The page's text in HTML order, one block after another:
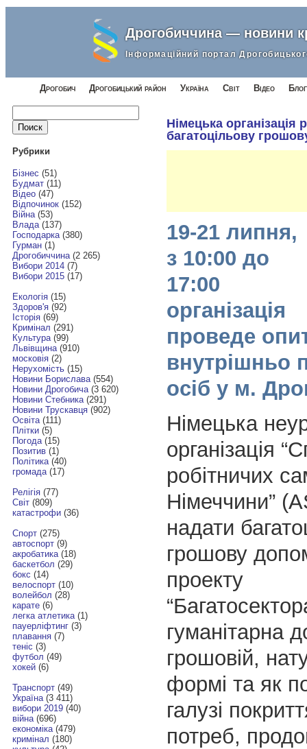
Дрогобиччина — новини
Інформаційний портал
Дрогобич Дрогобицький район Україна Світ Відео
Найти:
Рубрики
Бізнес (51)
Будмат(11)
Відео(47)
Відпочинок(152)
Війна(53)
Влада(137)
Господарка(380)
Гурман(1)
Дрогобиччина(2 265)
Вибори 2014(7)
Вибори 2015(17)
Екологія(15)
Здоров'я(92)
Історія(69)
Кримінал (291)
Культура(99)
Львівщина(910)
московія(2)
Нерухомість(15)
Новини Борислава(554)
Новини Дрогобича(3 620)
Новини Стебника(291)
Новини Трускавця(902)
Освіта(111)
Плітки(5)
Погода(15)
Позитив(1)
Політика(40)
громада(17)
Релігія(77)
Світ(809)
катастрофи(36)
Спорт(275)
автоспорт(9)
акробатика(18)
баскетбол (29)
бокс (14)
велоспорт(10)
волейбол (28)
карате(6)
легка атлетика(1)
пауерліфтинг(3)
плавання(7)
теніс (3)
футбол (49)
хокей(6)
Транспорт(49)
Україна(3 411)
вибори 2019(40)
війна(696)
економіка(479)
кримінал (180)
Німецька організація
багатоцільову
19-21 липня,
з 10:00 до
17:00
організація
проведе
внутрішньо
осіб у м.
Німецька
організація
робітничих
Німеччини”
надати
грошову
проекту
гуманітарна
грошовій,
формі та як
галузі
потреб,